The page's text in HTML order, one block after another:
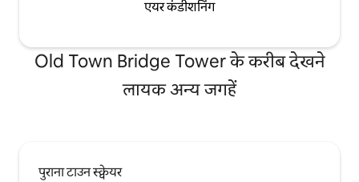
एयर कंडीशनिंग
Old Town Bridge Tower के करीब देखने
लायक अन्य जगहें
पुराना टाउन स्क्वेयर